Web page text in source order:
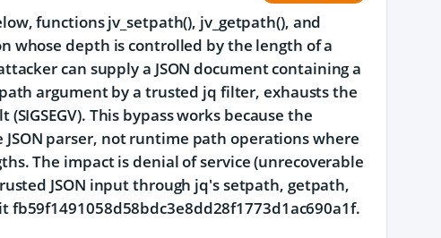
functions jv_setpath(), jv_getpath(), and
whose depth is controlled by the length of a
can supply a JSON document containing a
argument by a trusted jq filter, exhausts the
This bypass works because the
JSON parser, not runtime path operations where
The impact is denial of service (unrecoverable
JSON input through jq's setpath, getpath,